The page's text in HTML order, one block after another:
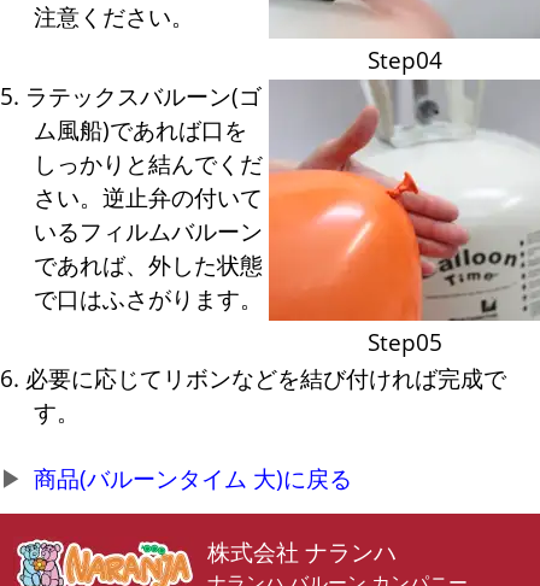
Step04
注意ください。
Step05
5. ラテックスバルーン(ゴ
ム風船)であれば口を
しっかりと結んでくだ
さい。逆止弁の付いて
いるフィルムバルーン
であれば、外した状態
で口はふさがります。
6. 必要に応じてリボンなどを結び付ければ完成で
す。
商品(バルーンタイム 大)に戻る
株式会社 ナランハ